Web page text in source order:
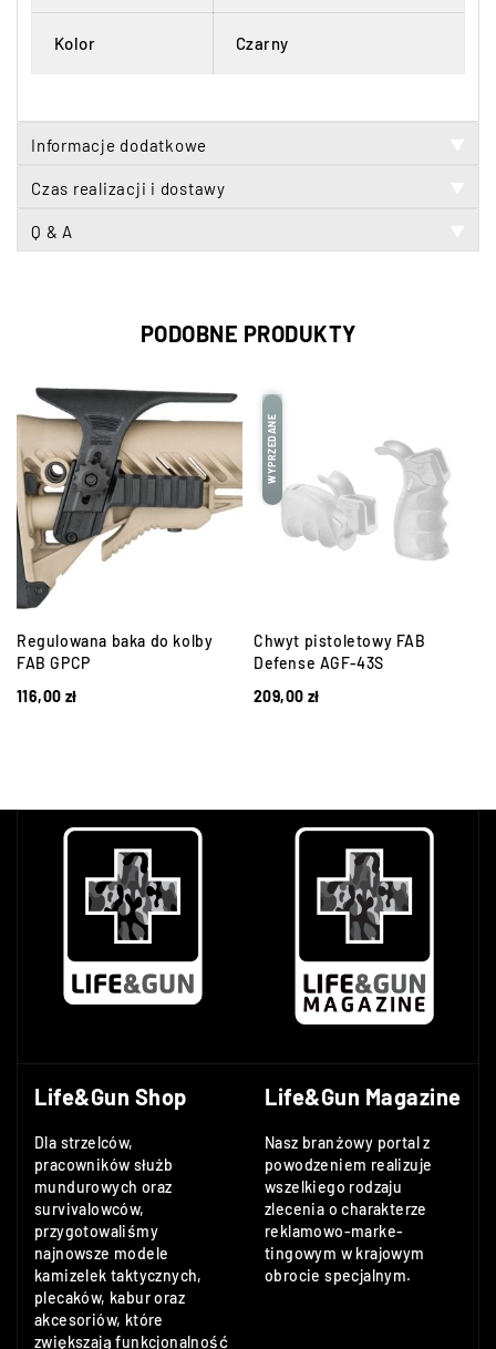
Kolor Czarny
Informacje dodatkowe
Czas realizacji i dostawy
Q & A
PODOBNE PRODUKTY
Regulowana baka do kolby
FAB GPCP
116,00 zł
WYPRZEDANE
Chwyt pistoletowy FAB
Defense AGF-43S
209,00 zł
Life&Gun Shop
Dla strzelców,
pracowników służb
mundurowych oraz
survivalowców,
przygotowaliśmy
najnowsze modele
kamizelek taktycznych,
plecaków, kabur oraz
akcesoriów, które
zwiększają funkcjonalność
Life&Gun Magazine
Nasz branżowy portal z
powodzeniem realizuje
wszelkiego rodzaju
zlecenia o charakterze
reklamowo-marke-
tingowym w krajowym
obrocie specjalnym.